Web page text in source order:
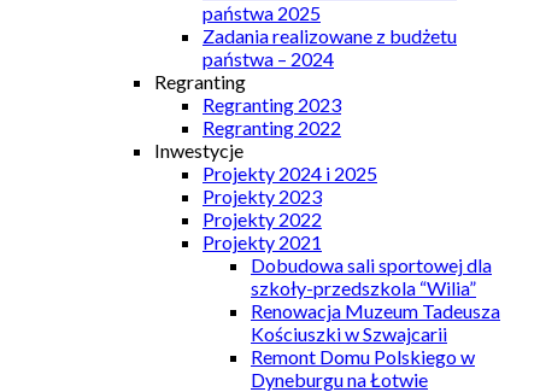
państwa 2025
Zadania realizowane z budżetu
państwa – 2024
Regranting
Regranting 2023
Regranting 2022
Inwestycje
Projekty 2024 i 2025
Projekty 2023
Projekty 2022
Projekty 2021
Dobudowa sali sportowej dla
szkoły-przedszkola “Wilia”
Renowacja Muzeum Tadeusza
Kościuszki w Szwajcarii
Remont Domu Polskiego w
Dyneburgu na Łotwie